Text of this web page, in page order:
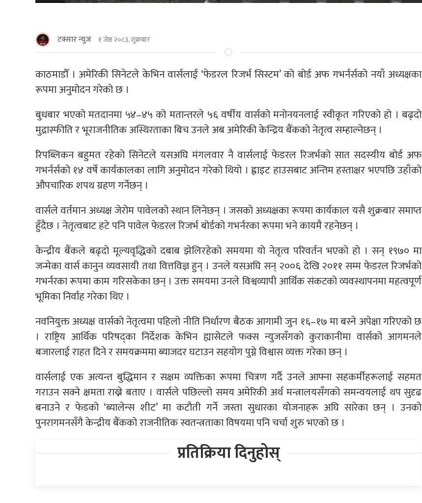
टक्सार न्युज १ जेष्ठ २०८३, शुक्रबार
काठमाडाैँ । अमेरिकी सिनेटले केभिन वार्सलाई ‘फेडरल रिजर्भ सिस्टम’ को बोर्ड अफ गभर्नर्सको नयाँ अध्यक्षका
रूपमा अनुमोदन गरेको छ ।
बुधबार भएको मतदानमा ५४–४५ को मतान्तरले ५६ वर्षीय वार्सको मनोनयनलाई स्वीकृत गरिएको हो । बढ्दो
मुद्रास्फीति र भूराजनीतिक अस्थिरताका बिच उनले अब अमेरिकी केन्द्रिय बैंकको नेतृत्व सम्हाल्नेछन् ।
रिपब्लिकन बहुमत रहेको सिनेटले यसअघि मंगलवार नै वार्सलाई फेडरल रिजर्भको सात सदस्यीय बोर्ड अफ
गभर्नर्सको १४ वर्षे कार्यकालका लागि अनुमोदन गरेको थियो । ह्वाइट हाउसबाट अन्तिम हस्ताक्षर भएपछि उहाँको
औपचारिक शपथ ग्रहण गर्नेछन् ।
वार्सले वर्तमान अध्यक्ष जेरोम पावेलको स्थान लिनेछन् । जसको अध्यक्षका रूपमा कार्यकाल यसै शुक्रबार समाप्त
हुँदैछ । नेतृत्वबाट हटे पनि पावेल फेडरल रिजर्भ बोर्डको गभर्नरका रूपमा भने कायमै रहनेछन् ।
केन्द्रीय बैंकले बढ्दो मूल्यवृद्धिको दबाब झेलिरहेको समयमा यो नेतृत्व परिवर्तन भएको हो । सन् १९७० मा
जन्मेका वार्स कानुन व्यवसायी तथा वित्तविज्ञ हुन् । उनले यसअघि सन् २००६ देखि २०११ सम्म फेडरल रिजर्भको
गभर्नरका रूपमा काम गरिसकेका छन् । उक्त समयमा उनले विश्वव्यापी आर्थिक संकटको व्यवस्थापनमा महत्वपूर्ण
भूमिका निर्वाह गरेका थिए ।
नवनियुक्त अध्यक्ष वार्सको नेतृत्वमा पहिलो नीति निर्धारण बैठक आगामी जुन १६–१७ मा बस्ने अपेक्षा गरिएको छ
। राष्ट्रिय आर्थिक परिषद्का निर्देशक केभिन ह्यासेटले फक्स न्युजसँगको कुराकानीमा वार्सको आगमनले
बजारलाई राहत दिने र समयक्रममा ब्याजदर घटाउन सहयोग पुग्ने विश्वास व्यक्त गरेका छन् ।
वार्सलाई एक अत्यन्त बुद्धिमान र सक्षम व्यक्तिका रूपमा चित्रण गर्दै उनले आफ्ना सहकर्मीहरूलाई सहमत
गराउन सक्ने क्षमता राख्ने बताए । वार्सले पछिल्लो समय अमेरिकी अर्थ मन्त्रालयसँगको समन्वयलाई थप सुदृढ
बनाउने र फेडको ‘ब्यालेन्स शीट’ मा कटौती गर्ने जस्ता सुधारका योजनाहरू अघि सारेका छन् । उनको
पुनरागमनसँगै केन्द्रीय बैंकको राजनीतिक स्वतन्त्रताका विषयमा पनि चर्चा शुरु भएको छ ।
प्रतिक्रिया दिनुहोस्